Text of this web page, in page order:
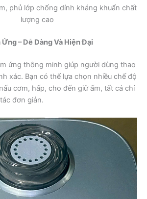
phủ lớp chống dính kháng khuẩn chất
lượng cao
– Dễ Dàng Và Hiện Đại
ứng thông minh giúp người dùng thao
xác. Bạn có thể lựa chọn nhiều chế độ
cơm, hấp, cho đến giữ ấm, tất cả chỉ
đơn giản.